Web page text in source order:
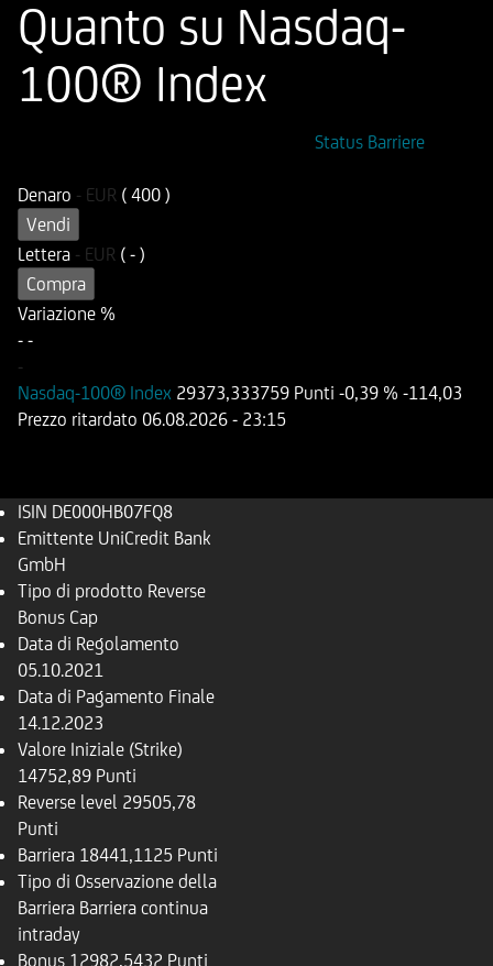
Quanto su Nasdaq-
100® Index
Status Barriere
Denaro - EUR ( 400 )
Vendi
Lettera - EUR ( - )
Compra
Variazione %
- -
-
Nasdaq-100® Index 29373,333759 Punti -0,39 % -114,03
Prezzo ritardato 06.08.2026 - 23:15
ISIN DE000HB07FQ8
Emittente UniCredit Bank
GmbH
Tipo di prodotto Reverse
Bonus Cap
Data di Regolamento
05.10.2021
Data di Pagamento Finale
14.12.2023
Valore Iniziale (Strike)
14752,89 Punti
Reverse level 29505,78
Punti
Barriera 18441,1125 Punti
Tipo di Osservazione della
Barriera Barriera continua
intraday
Bonus 12982,5432 Punti